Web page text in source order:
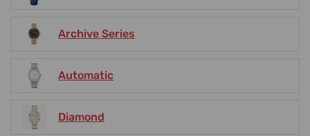
Archive Series
Automatic
Diamond